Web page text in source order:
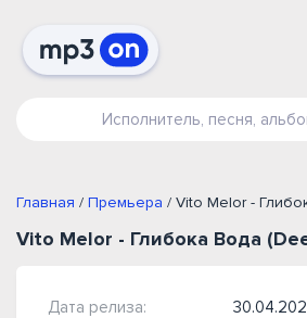
Главная / Премьера / Vito Melor -
Vito Melor - Глибока Вода
Дата релиза: